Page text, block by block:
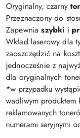
Oryginalny, czarny
Przeznaczony do
Zapewniaszybki i
Wkład laserowy dla
zaoszczędzić na
jednocześnie z
dla oryginalnych
*w przypadku
wadliwym produktem
reklamowanych
numerami seryjnymi